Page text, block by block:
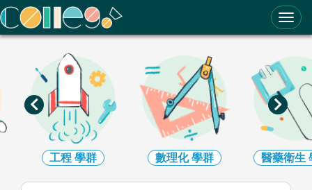
ColleGo! 大學選才與高中育才輔助系統
工程 學群 數理化學群 醫藥衛生